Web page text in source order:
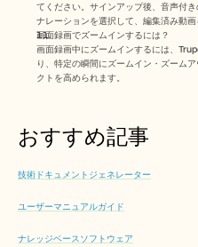
てください。サインアップ後、音声付
ナレーションを選択して、編集済み動画
画面録画でズームインするには？
画面録画中にズームインするには、
り、特定の瞬間にズームイン・ズーム
クトを高められます。
おすすめ記事
技術ドキュメントジェネレーター
ユーザーマニュアルガイド
ナレッジベースソフトウェア